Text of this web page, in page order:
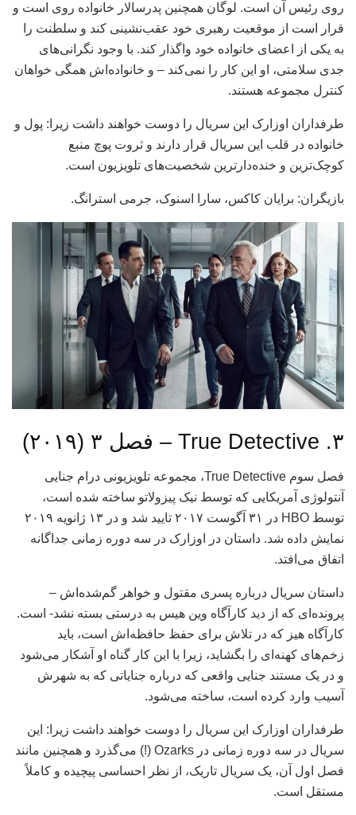
روی رئیس آن است. لوگان همچنین پدرسالار خانواده روی است و
قرار است از موقعیت رهبری خود عقب‌نشینی کند و سلطنت را
به یکی از اعضای خانواده خود واگذار کند. با وجود نگرانی‌های
جدی سلامتی، او این کار را نمی‌کند – و خانواده‌اش همگی خواهان
کنترل مجموعه هستند.
طرفداران اوزارک این سریال را دوست خواهند داشت زیرا: پول و
خانواده در قلب این سریال قرار دارند و ثروت پوچ منبع
کوچک‌ترین و خنده‌دارترین شخصیت‌های تلویزیون است.
بازیگران: برایان کاکس، سارا اسنوک، جرمی استرانگ.
۳. True Detective – فصل ۳ (۲۰۱۹)
فصل سوم True Detective، مجموعه تلویزیونی درام جنایی
آنتولوژی آمریکایی که توسط نیک پیزولاتو ساخته شده است،
توسط HBO در ۳۱ آگوست ۲۰۱۷ تایید شد و در ۱۳ ژانویه ۲۰۱۹
نمایش داده شد. داستان در اوزارک در سه دوره زمانی جداگانه
اتفاق می‌افتد.
داستان سریال درباره پسری مقتول و خواهر گم‌شده‌اش –
پرونده‌ای که از دید کارآگاه وین هیس به درستی بسته نشد- است.
کارآگاه هیز که در تلاش برای حفظ حافظه‌اش است، باید
زخم‌های کهنه‌ای را بگشاید، زیرا با این کار گناه او آشکار می‌شود
و در یک مستند جنایی واقعی که درباره جنایاتی که به شهرش
آسیب وارد کرده است، ساخته می‌شود.
طرفداران اوزارک این سریال را دوست خواهند داشت زیرا: این
سریال در سه دوره زمانی در Ozarks (!) می‌گذرد و همچنین مانند
فصل اول آن، یک سریال تاریک، از نظر احساسی پیچیده و کاملاً
مستقل است.